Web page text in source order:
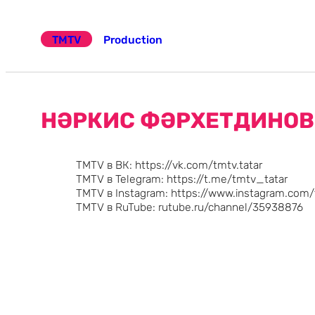
TMTV
Production
НӘРКИС
TMTV в ВК: https://vk.com/tmtv.tatar
TMTV в Telegram: https://t.me/tmtv_tatar
TMTV в Instagram: https://
TMTV в RuTube: rutube.ru/channel/35938876